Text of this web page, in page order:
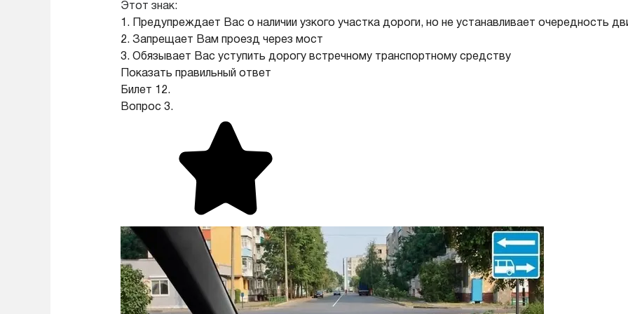
Этот знак:
1. Предупреждает Вас о наличии узкого участка дороги, но не устанавливает очередность
2. Запрещает Вам проезд через мост
3. Обязывает Вас уступить дорогу встречному транспортному средству
Показать правильный ответ
Билет 12.
Вопрос 3.